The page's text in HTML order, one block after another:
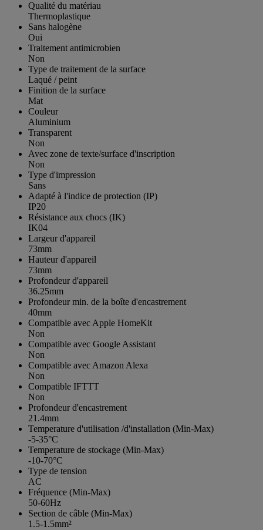
Qualité du matériau
Thermoplastique
Sans halogène
Oui
Traitement antimicrobien
Non
Type de traitement de la surface
Laqué / peint
Finition de la surface
Mat
Couleur
Aluminium
Transparent
Non
Avec zone de texte/surface d'inscription
Non
Type d'impression
Sans
Adapté à l'indice de protection (IP)
IP20
Résistance aux chocs (IK)
IK04
Largeur d'appareil
73mm
Hauteur d'appareil
73mm
Profondeur d'appareil
36.25mm
Profondeur min. de la boîte d'encastrement
40mm
Compatible avec Apple HomeKit
Non
Compatible avec Google Assistant
Non
Compatible avec Amazon Alexa
Non
Compatible IFTTT
Non
Profondeur d'encastrement
21.4mm
Temperature d'utilisation /d'installation (Min-Max)
-5-35°C
Temperature de stockage (Min-Max)
-10-70°C
Type de tension
AC
Fréquence (Min-Max)
50-60Hz
Section de câble (Min-Max)
1.5-1.5mm²